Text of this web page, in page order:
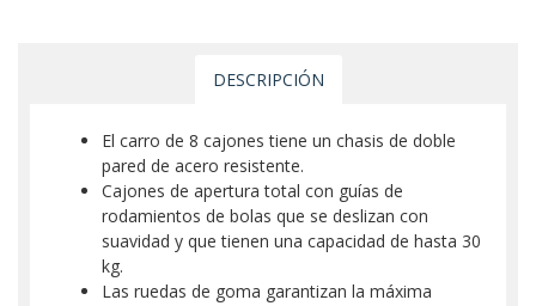
DESCRIPCIÓN
El carro de 8 cajones tiene un chasis de doble
pared de acero resistente.
Cajones de apertura total con guías de
rodamientos de bolas que se deslizan con
suavidad y que tienen una capacidad de hasta 30
kg.
Las ruedas de goma garantizan la máxima